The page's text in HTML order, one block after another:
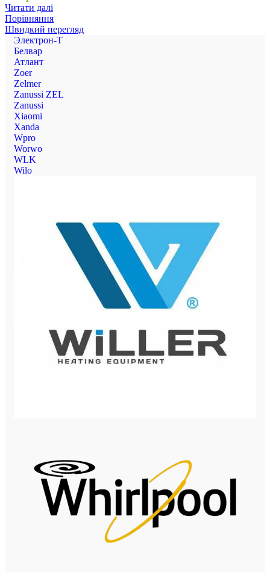
Читати далі
Порівняння
Швидкий перегляд
Электрон-Т
Белвар
Атлант
Zoer
Zelmer
Zanussi ZEL
Zanussi
Xiaomi
Xanda
Wpro
Worwo
WLK
Wilo